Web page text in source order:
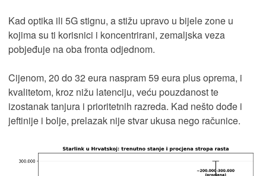
Kad optika ili 5G stignu, a stižu upravo u bijele zone u
kojima su ti korisnici i koncentrirani, zemaljska veza
pobjeđuje na oba fronta odjednom.
Cijenom, 20 do 32 eura naspram 59 eura plus oprema, i
kvalitetom, kroz nižu latenciju, veću pouzdanost te
izostanak tanjura i prioritetnih razreda. Kad nešto dođe i
jeftinije i bolje, prelazak nije stvar ukusa nego računice.